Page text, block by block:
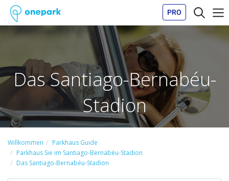
PRO
Das Santiago-Bernabéu-
Stadion
Willkommen
Parkhaus Guide
Parkhaus Sie im Santiago-Bernabéu-Stadion
Das Santiago-Bernabéu-Stadion